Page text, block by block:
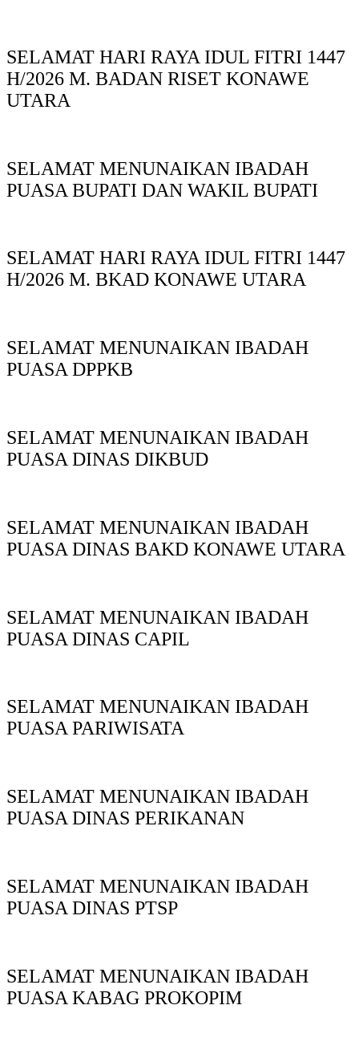
SELAMAT HARI RAYA IDUL FITRI 1447
H/2026 M. BADAN RISET KONAWE
UTARA
SELAMAT MENUNAIKAN IBADAH
PUASA BUPATI DAN WAKIL BUPATI
SELAMAT HARI RAYA IDUL FITRI 1447
H/2026 M. BKAD KONAWE UTARA
SELAMAT MENUNAIKAN IBADAH
PUASA DPPKB
SELAMAT MENUNAIKAN IBADAH
PUASA DINAS DIKBUD
SELAMAT MENUNAIKAN IBADAH
PUASA DINAS BAKD KONAWE UTARA
SELAMAT MENUNAIKAN IBADAH
PUASA DINAS CAPIL
SELAMAT MENUNAIKAN IBADAH
PUASA PARIWISATA
SELAMAT MENUNAIKAN IBADAH
PUASA DINAS PERIKANAN
SELAMAT MENUNAIKAN IBADAH
PUASA DINAS PTSP
SELAMAT MENUNAIKAN IBADAH
PUASA KABAG PROKOPIM